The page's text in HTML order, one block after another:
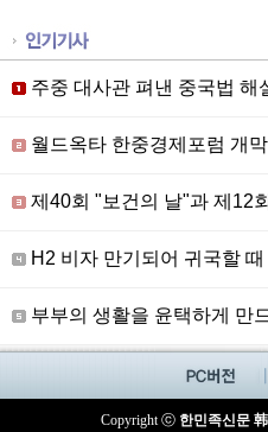
주중 대사관 펴낸 중국법 해
월드옥타 한중경제포럼 개막
제40회 "보건의 날"과 제12
H2 비자 만기되어 귀국할
부부의 생활을 윤택하게 만
Copyright ⓒ 한민족신문